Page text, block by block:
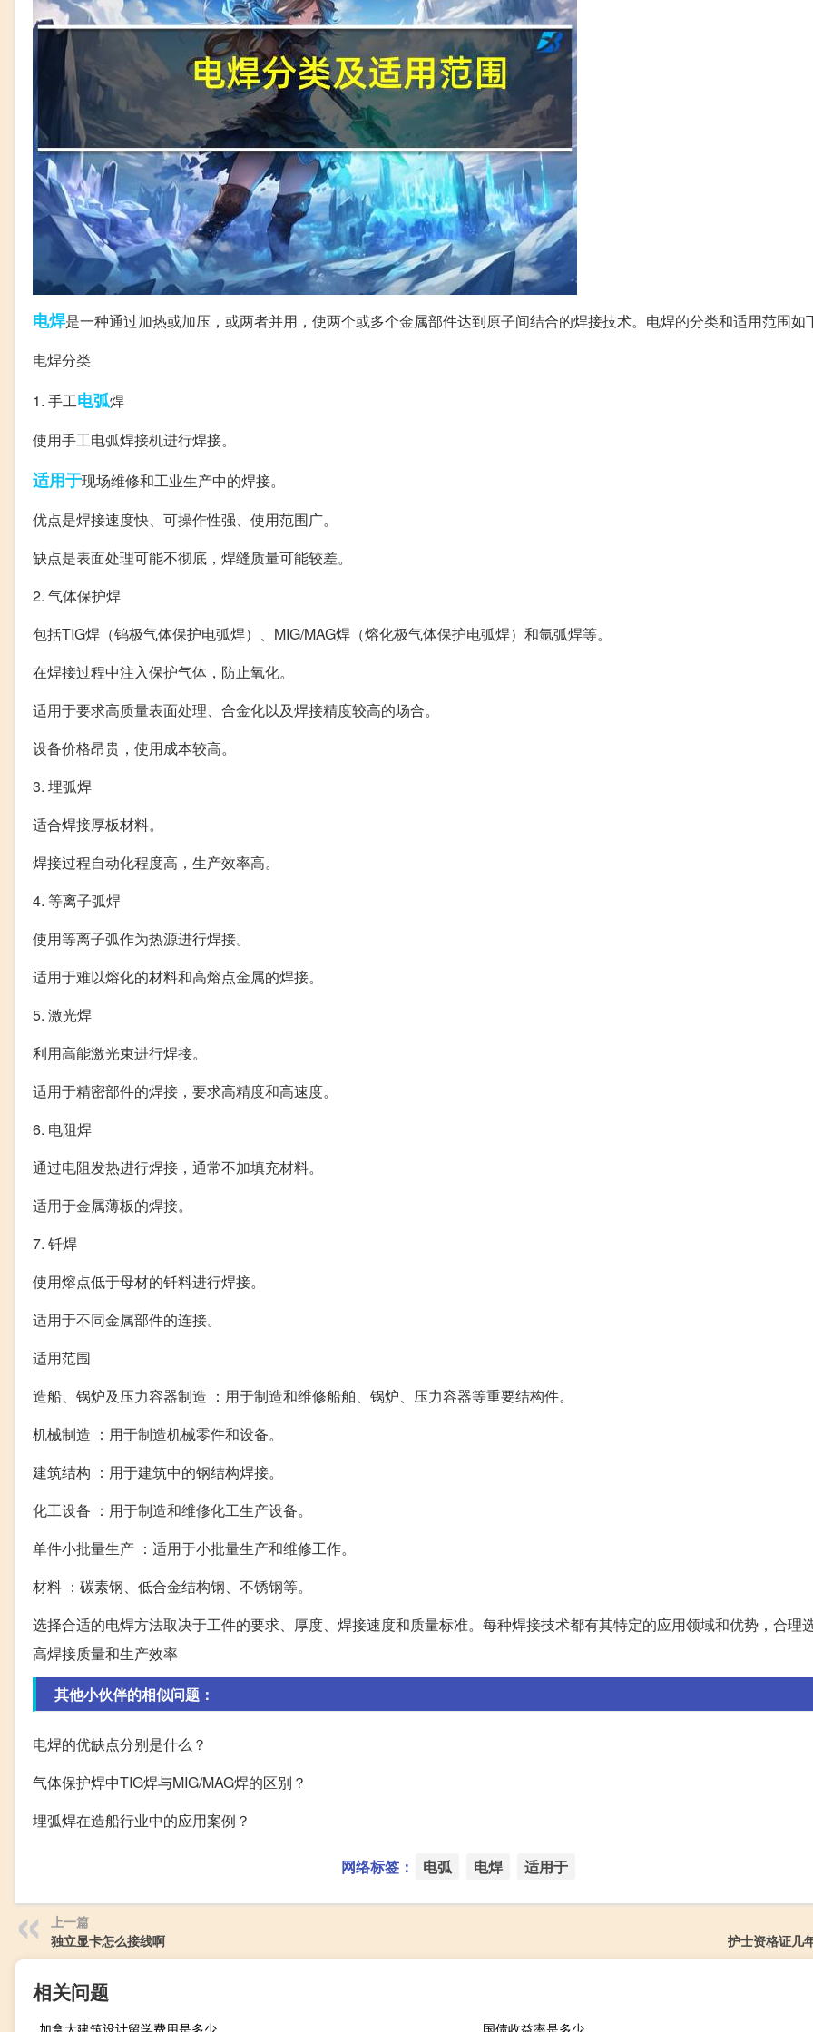
电焊是一种通过加热或加压，或两者并用，使两个或多个金属部件达到原子间结合的焊接技术。电焊的分类和适用范围如
电焊分类
1. 手工电弧焊
使用手工电弧焊接机进行焊接。
适用于现场维修和工业生产中的焊接。
优点是焊接速度快、可操作性强、使用范围广。
缺点是表面处理可能不彻底，焊缝质量可能较差。
2. 气体保护焊
包括TIG焊（钨极气体保护电弧焊）、MIG/MAG焊（熔化极气体保护电弧焊）和氩弧焊等。
在焊接过程中注入保护气体，防止氧化。
适用于要求高质量表面处理、合金化以及焊接精度较高的场合。
设备价格昂贵，使用成本较高。
3. 埋弧焊
适合焊接厚板材料。
焊接过程自动化程度高，生产效率高。
4. 等离子弧焊
使用等离子弧作为热源进行焊接。
适用于难以熔化的材料和高熔点金属的焊接。
5. 激光焊
利用高能激光束进行焊接。
适用于精密部件的焊接，要求高精度和高速度。
6. 电阻焊
通过电阻发热进行焊接，通常不加填充材料。
适用于金属薄板的焊接。
7. 钎焊
使用熔点低于母材的钎料进行焊接。
适用于不同金属部件的连接。
适用范围
造船、锅炉及压力容器制造 ：用于制造和维修船舶、锅炉、压力容器等重要结构件。
机械制造 ：用于制造机械零件和设备。
建筑结构 ：用于建筑中的钢结构焊接。
化工设备 ：用于制造和维修化工生产设备。
单件小批量生产 ：适用于小批量生产和维修工作。
材料 ：碳素钢、低合金结构钢、不锈钢等。
选择合适的电焊方法取决于工件的要求、厚度、焊接速度和质量标准。每种焊接技术都有其特定的应用领域和优势，合理
高焊接质量和生产效率
其他小伙伴的相似问题：
电焊的优缺点分别是什么？
气体保护焊中TIG焊与MIG/MAG焊的区别？
埋弧焊在造船行业中的应用案例？
网络标签： 电弧 电焊 适用于
上一篇
独立显卡怎么接线啊
护士资格证几
相关问题
加拿大建筑设计留学费用是多少 国债收益率是多少